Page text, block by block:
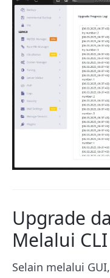
Upgrade
Melalui CLI
Selain melalui